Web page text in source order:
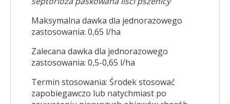
Maksymalna dawka dla jednorazowego
zastosowania: 0,65 l/ha
Zalecana dawka dla jednorazowego
zastosowania: 0,5-0,65 l/ha
Termin stosowania: Środek stosować
zapobiegawczo lub natychmiast po